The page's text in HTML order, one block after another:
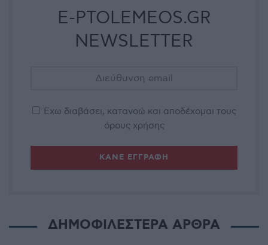
E-PTOLEMEOS.GR
NEWSLETTER
Έχω διαβάσει, κατανοώ και αποδέχομαι τους
όρους χρήσης
ΔΗΜΟΦΙΛΕΣΤΕΡΑ ΑΡΘΡΑ